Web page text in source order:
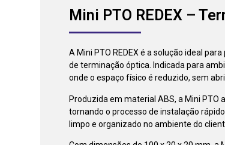
Mini PTO REDEX –
A Mini PTO REDEX é a solução ideal
de terminação óptica. Indicada para
onde o espaço físico é reduzido, sem
Produzida em material ABS, a Mini
tornando o processo de instalação
limpo e organizado no ambiente do